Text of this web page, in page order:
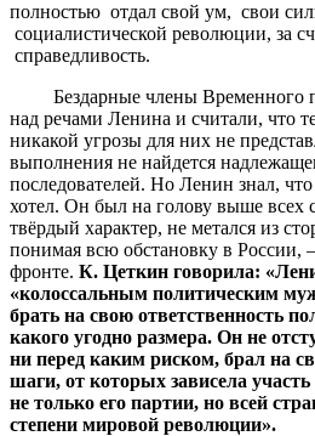
полностью отдал свой ум, свои
социалистической революции, за
справедливость.
Бездарные члены Временного
над речами Ленина и считали, что
никакой угрозы для них не
выполнения не найдется
последователей. Но Ленин знал,
хотел. Он был на голову выше всех
твёрдый характер, не метался из
понимая всю обстановку в России,
фронте. К. Цеткин говорила:
«колоссальным политическим
брать на свою ответственность
какого угодно размера. Он не
ни перед каким риском, брал на
шаги, от которых зависела
не только его партии, но всей
степени мировой революции».